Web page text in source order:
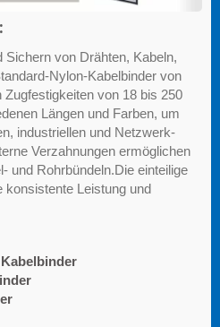
von Drähten, Kabeln,
Nylon-Kabelbinder von
von 18 bis 250
Längen und Farben, um
industriellen und Netzwerk-
Verzahnungen ermöglichen
und Rohrbündeln.Die einteilige
konsistente Leistung und